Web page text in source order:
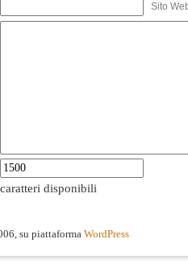
Sito
caratteri disponibili
su piattaforma WordPress